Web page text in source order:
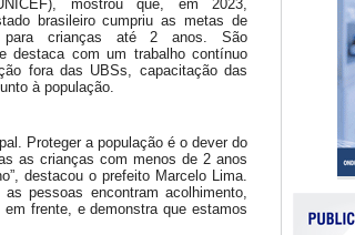
mostrou que, em 2023,
brasileiro cumpriu as metas de
para crianças até 2 anos. São
destaca com um trabalho contínuo
fora das UBSs, capacitação das
à população.
Proteger a população é o dever do
as crianças com menos de 2 anos
destacou o prefeito Marcelo Lima.
pessoas encontram acolhimento,
frente, e demonstra que estamos